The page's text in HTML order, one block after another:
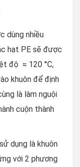
dùng nhiều
hạt PE sẽ được
độ ≈ 120 °C,
khuôn để định
là làm nguội
cuộn thành
dụng là khuôn
với 2 phương